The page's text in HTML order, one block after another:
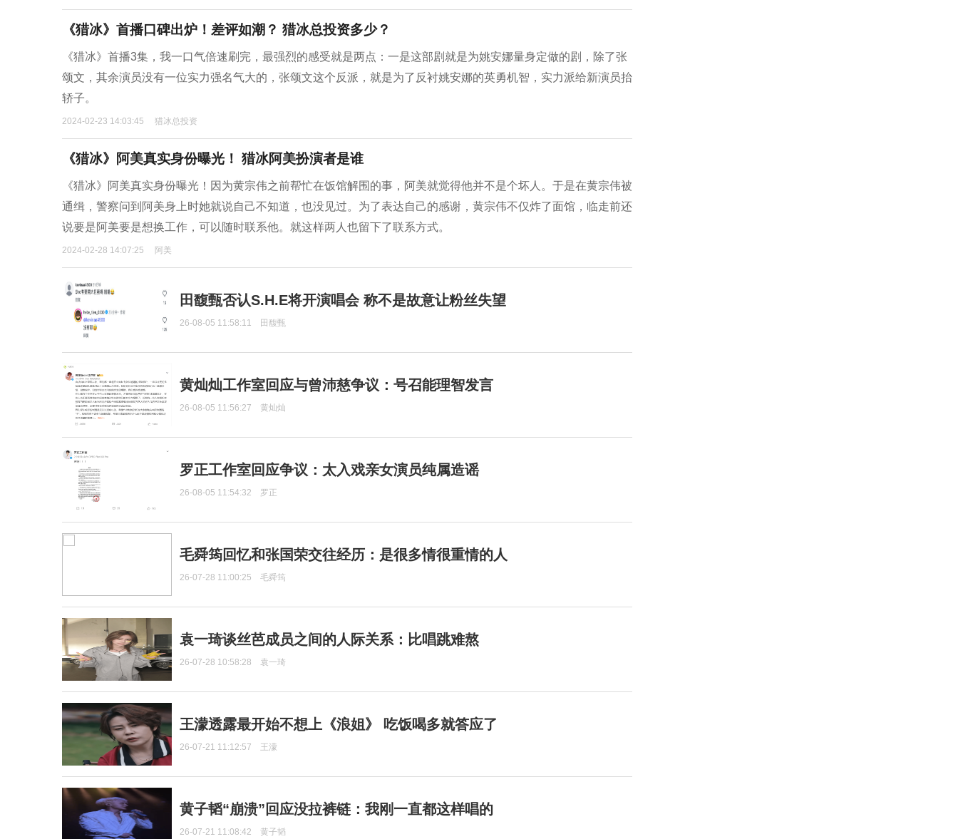
《猎冰》首播口碑出炉！差评如潮？ 猎冰总投资多少？
《猎冰》首播3集，我一口气倍速刷完，最强烈的感受就是两点：一是这部剧就是为姚安娜量身定做的剧，除了张
颂文，其余演员没有一位实力强名气大的，张颂文这个反派，就是为了反衬姚安娜的英勇机智，实力派给新演员抬
轿子。
2024-02-23 14:03:45 猎冰总投资
《猎冰》阿美真实身份曝光！ 猎冰阿美扮演者是谁
《猎冰》阿美真实身份曝光！因为黄宗伟之前帮忙在饭馆解围的事，阿美就觉得他并不是个坏人。于是在黄宗伟被
通缉，警察问到阿美身上时她就说自己不知道，也没见过。为了表达自己的感谢，黄宗伟不仅炸了面馆，临走前还
说要是阿美要是想换工作，可以随时联系他。就这样两人也留下了联系方式。
2024-02-28 14:07:25 阿美
田馥甄否认S.H.E将开演唱会 称不是故意让粉丝失望
26-08-05 11:58:11 田馥甄
黄灿灿工作室回应与曾沛慈争议：号召能理智发言
26-08-05 11:56:27 黄灿灿
罗正工作室回应争议：太入戏亲女演员纯属造谣
26-08-05 11:54:32 罗正
毛舜筠回忆和张国荣交往经历：是很多情很重情的人
26-07-28 11:00:25 毛舜筠
袁一琦谈丝芭成员之间的人际关系：比唱跳难熬
26-07-28 10:58:28 袁一琦
王濛透露最开始不想上《浪姐》 吃饭喝多就答应了
26-07-21 11:12:57 王濛
黄子韬“崩溃”回应没拉裤链：我刚一直都这样唱的
26-07-21 11:08:42 黄子韬